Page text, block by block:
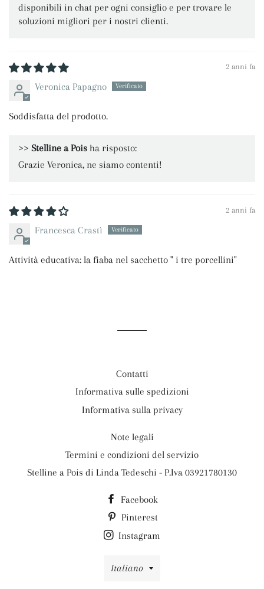
disponibili in chat per ogni consiglio e per trovare le
soluzioni migliori per i nostri clienti.
2 anni fa
Veronica Papagno
Soddisfatta del prodotto.
>> Stelline a Pois ha risposto:
Grazie Veronica, ne siamo contenti!
2 anni fa
Francesca Crastì
Attività educativa: la fiaba nel sacchetto " i tre porcellini"
Contatti
Informativa sulle spedizioni
Informativa sulla privacy
Note legali
Termini e condizioni del servizio
Stelline a Pois di Linda Tedeschi - P.Iva 03921780130
Facebook
Pinterest
Instagram
Lingua
Italiano